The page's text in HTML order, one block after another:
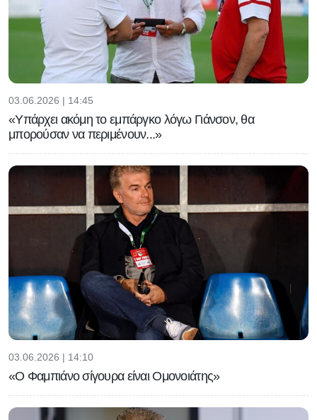
03.06.2026 | 14:45
«Υπάρχει ακόμη το εμπάργκο λόγω Γιάνσον, θα
μπορούσαν να περιμένουν...»
03.06.2026 | 14:10
«Ο Φαμπιάνο σίγουρα είναι Ομονοιάτης»